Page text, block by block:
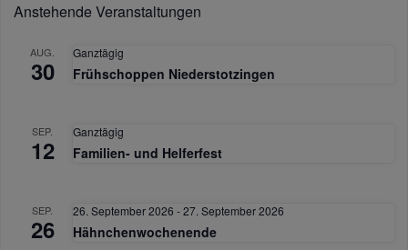
N
a
v
g
a
i
o
Anstehende Veranstaltungen
AUG.
30
Ganztägig
Frühschoppen Niederstotzingen
SEP.
12
Ganztägig
Familien- und Helferfest
SEP.
26
26. September 2026 -27. September 2026
Hähnchenwochenende